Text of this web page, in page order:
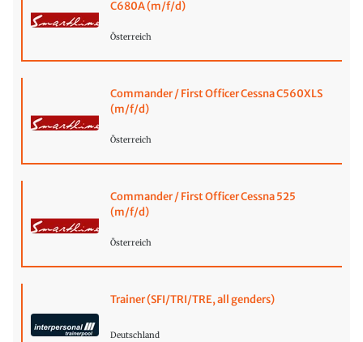
C680A (m/f/d)
Österreich
Commander / First Officer Cessna C560XLS
(m/f/d)
Österreich
Commander / First Officer Cessna 525
(m/f/d)
Österreich
Trainer (SFI/TRI/TRE, all genders)
Deutschland